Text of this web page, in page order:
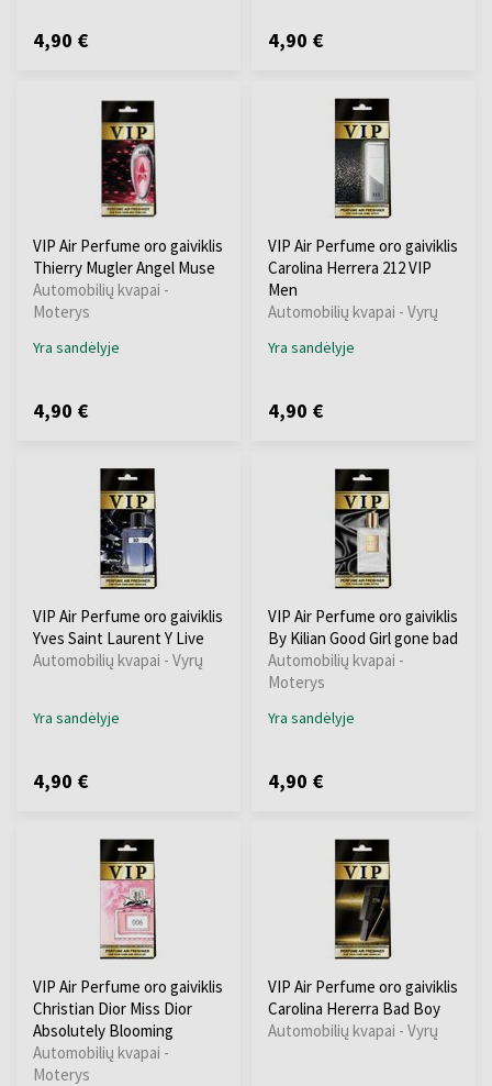
4,90 € 4,90 €
VIP Air Perfume oro gaiviklis
Thierry Mugler Angel Muse
Automobilių kvapai -
Moterys
Yra sandėlyje
4,90 €
VIP Air Perfume oro gaiviklis
Carolina Herrera 212 VIP
Men
Automobilių kvapai - Vyrų
Yra sandėlyje
4,90 €
VIP Air Perfume oro gaiviklis
Yves Saint Laurent Y Live
Automobilių kvapai - Vyrų
Yra sandėlyje
4,90 €
VIP Air Perfume oro gaiviklis
By Kilian Good Girl gone bad
Automobilių kvapai -
Moterys
Yra sandėlyje
4,90 €
VIP Air Perfume oro gaiviklis
Christian Dior Miss Dior
Absolutely Blooming
Automobilių kvapai -
Moterys
VIP Air Perfume oro gaiviklis
Carolina Hererra Bad Boy
Automobilių kvapai - Vyrų